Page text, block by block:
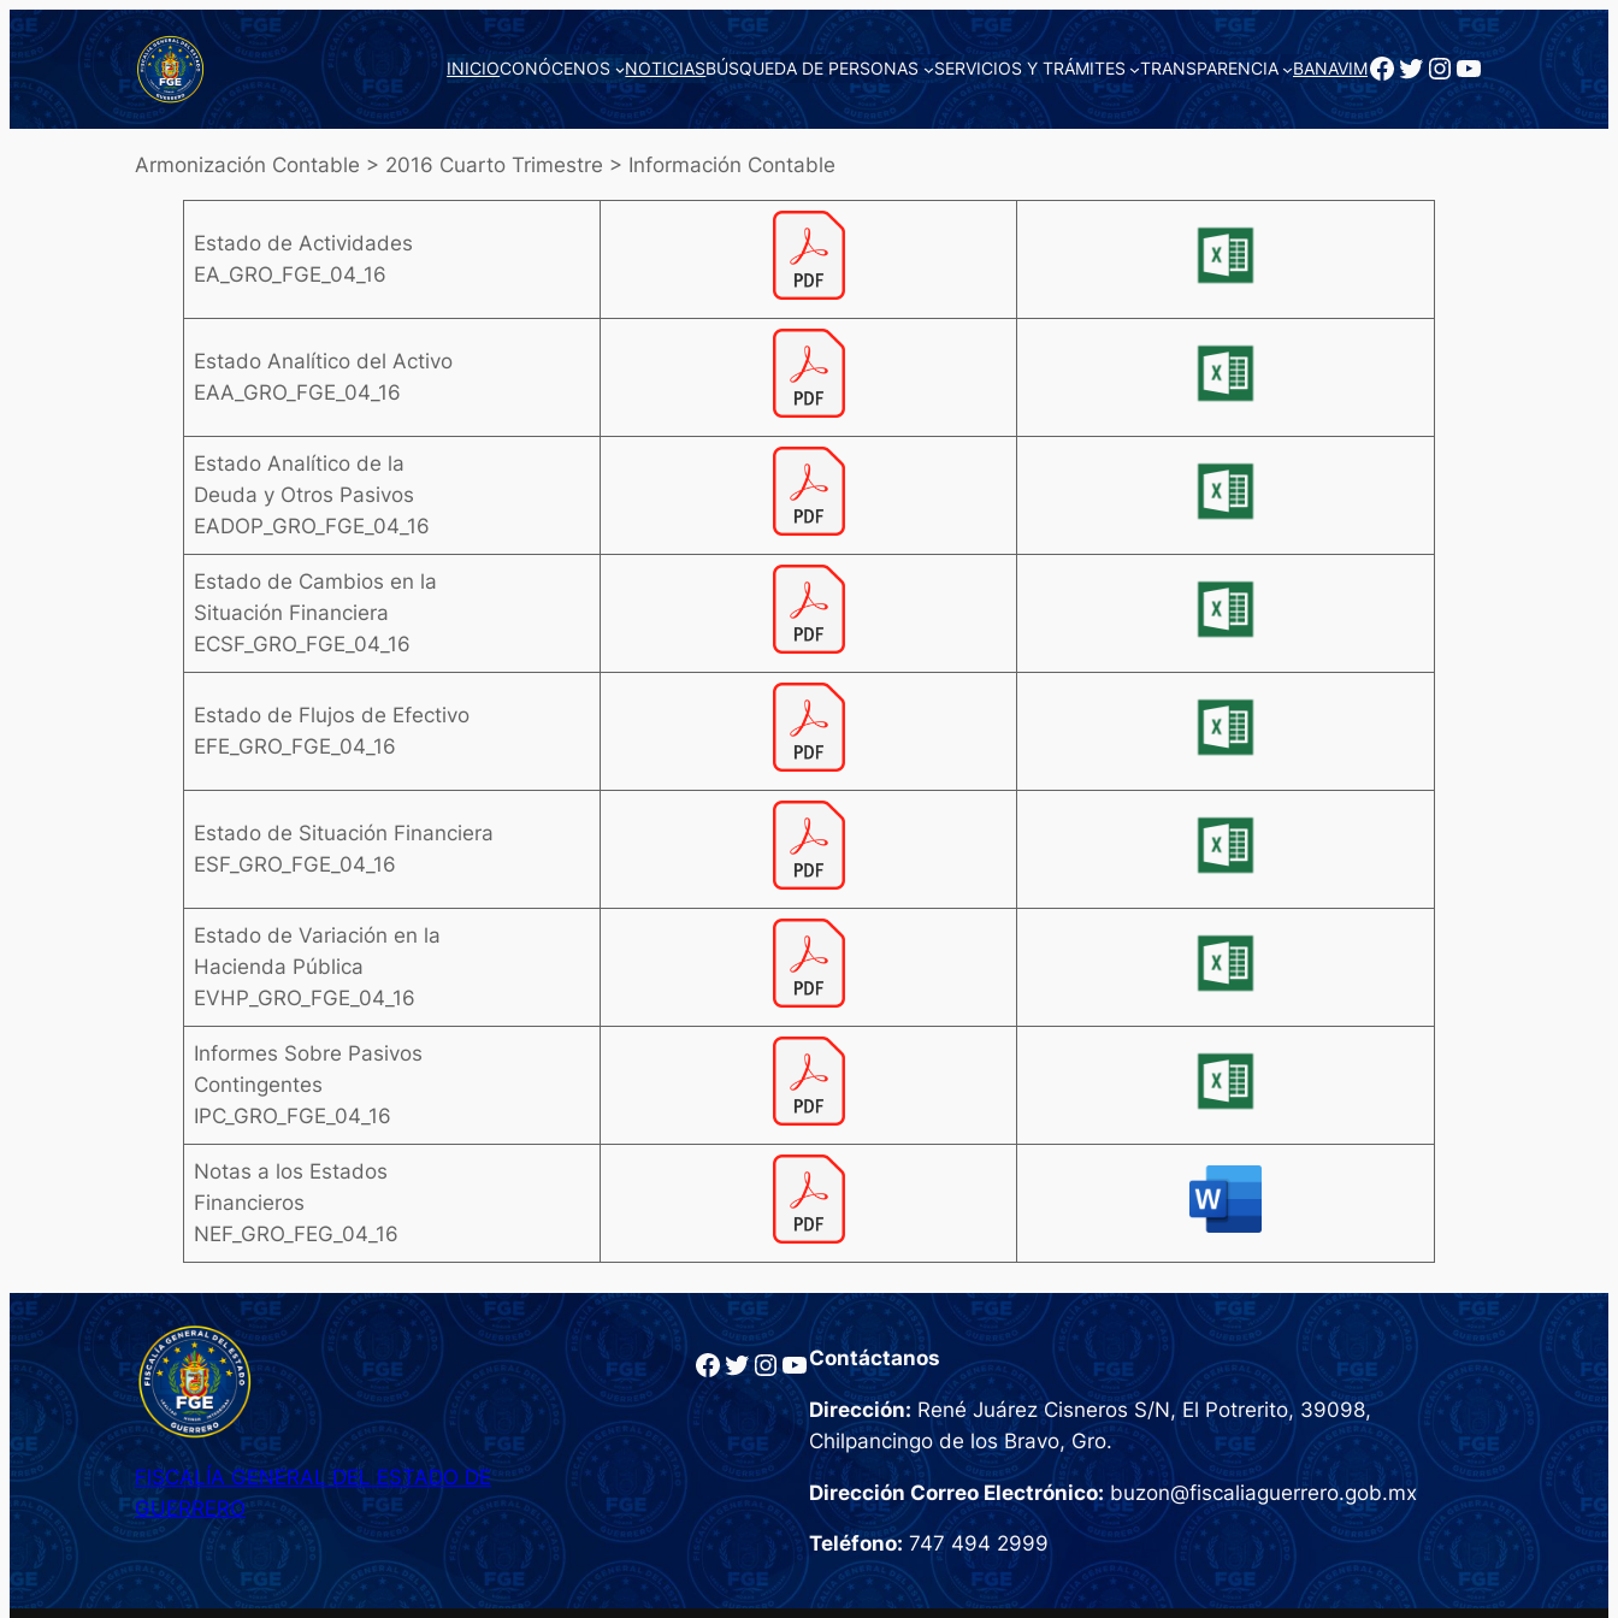
Saltar
al
contenido
INICIOCONÓCENOS NOTICIASBÚSQUEDA DE PERSONAS SERVICIOS Y TRÁMITES TRANSPARENCIA BANAVIMFacebook
Twitter
Instagram
YouTube
Armonización Contable > 2016 Cuarto Trimestre > Información Contable
Estado de Actividades
EA_GRO_FGE_04_16
Estado Analítico del Activo
EAA_GRO_FGE_04_16
Estado Analítico de la
Deuda y Otros Pasivos
EADOP_GRO_FGE_04_16
Estado de Cambios en la
Situación Financiera
ECSF_GRO_FGE_04_16
Estado de Flujos de Efectivo
EFE_GRO_FGE_04_16
Estado de Situación Financiera
ESF_GRO_FGE_04_16
Estado de Variación en la
Hacienda Pública
EVHP_GRO_FGE_04_16
Informes Sobre Pasivos
Contingentes
IPC_GRO_FGE_04_16
Notas a los Estados
Financieros
NEF_GRO_FEG_04_16
FISCALÍA GENERAL DEL ESTADO DE
GUERRERO
Facebook Twitter InstagramYouTube Contáctanos
Dirección: René Juárez Cisneros S/N, El Potrerito, 39098,
Chilpancingo de los Bravo, Gro.
Dirección Correo Electrónico:buzon@fiscaliaguerrero.gob.mx
Teléfono: 747 494 2999